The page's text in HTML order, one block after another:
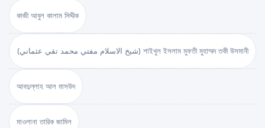
কাজী আবুল কালাম সিদ্দীক
(شيخ الاسلام مفتي محمد تقي عثماني) শাইখুল ইসলাম মুফতী মুহাম্মদ তকী উসমানী
আবদুল্লাহ আল মাসউদ
মাওলানা তারিক জামিল